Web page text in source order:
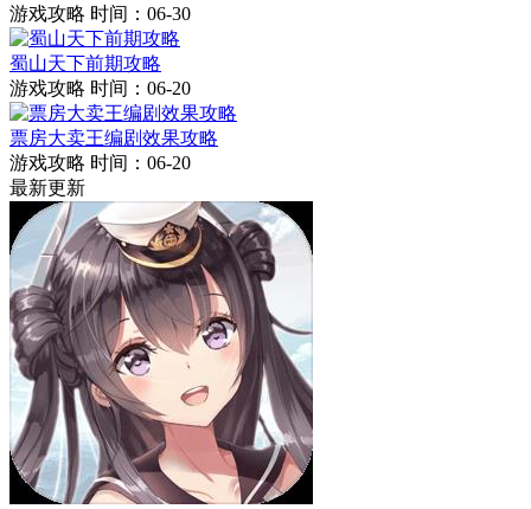
游戏攻略 时间：06-30
蜀山天下前期攻略
游戏攻略 时间：06-20
票房大卖王编剧效果攻略
游戏攻略 时间：06-20
最新更新